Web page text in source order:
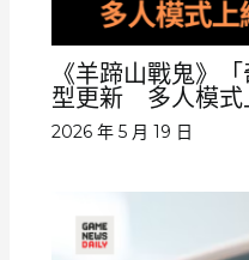
《羊蹄山戰鬼》
型更新 多人模式
2026 年 5 月 19 日